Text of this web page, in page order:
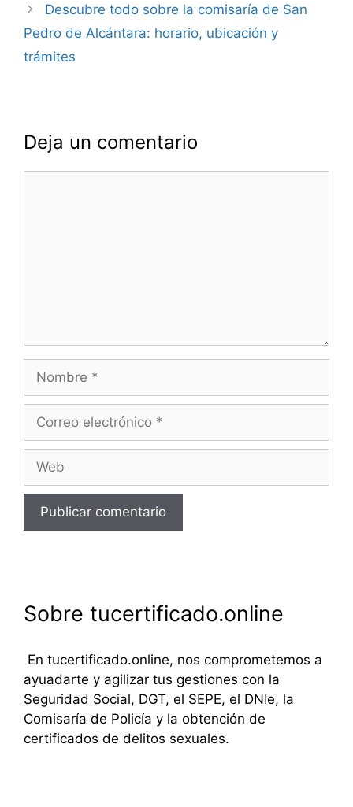
Descubre todo sobre la comisaría de San
Pedro de Alcántara: horario, ubicación y
trámites
Deja un comentario
electrónico
Sobre tucertificado.online
En tucertificado.online, nos comprometemos a
ayuadarte y agilizar tus gestiones con la
Seguridad Social, DGT, el SEPE, el DNIe, la
Comisaría de Policía y la obtención de
certificados de delitos sexuales.